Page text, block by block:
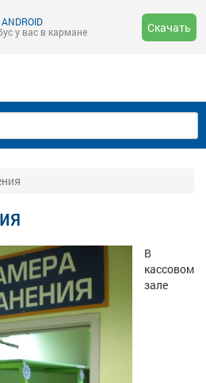
у вас в кармане
Скачать
В
кассовом
зале